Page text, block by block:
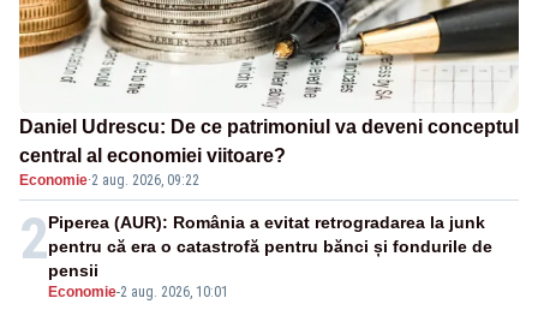
Daniel Udrescu: De ce patrimoniul va deveni conceptul
central al economiei viitoare?
Economie·2 aug. 2026, 09:22
2
Economie-2 aug. 2026, 10:01
Piperea (AUR): România a evitat retrogradarea la junk
pentru că era o catastrofă pentru bănci și fondurile de
pensii